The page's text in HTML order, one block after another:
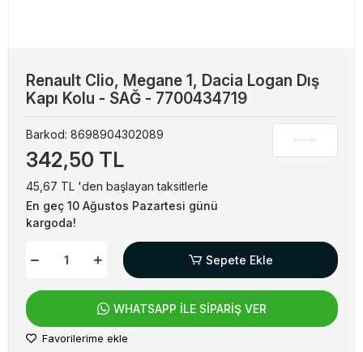
Renault Clio, Megane 1, Dacia Logan Dış
Kapı Kolu - SAĞ - 7700434719
Barkod: 8698904302089
342,50 TL
45,67 TL 'den başlayan taksitlerle
En geç 10 Ağustos Pazartesi günü
kargoda!
Sepete Ekle
WHATSAPP İLE SİPARİŞ VER
Favorilerime ekle